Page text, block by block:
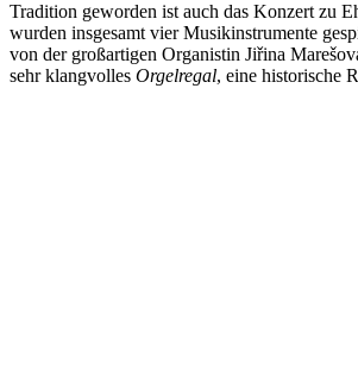
Tradition geworden ist auch das Konzert zu
wurden insgesamt vier Musikinstrumente
von der großartigen Organistin Jiřina
sehr klangvolles Orgelregal, eine historische